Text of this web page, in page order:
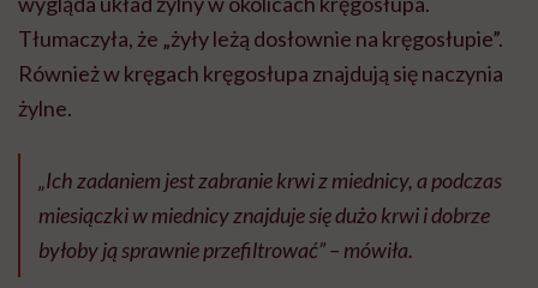
Tłumaczyła, że „żyły leżą dosłownie na kręgosłupie”.
Również w kręgach kręgosłupa znajdują się naczynia
żylne.
„Ich zadaniem jest zabranie krwi z miednicy, a podczas
miesiączki w miednicy znajduje się dużo krwi i dobrze
byłoby ją sprawnie przefiltrować” – mówiła.